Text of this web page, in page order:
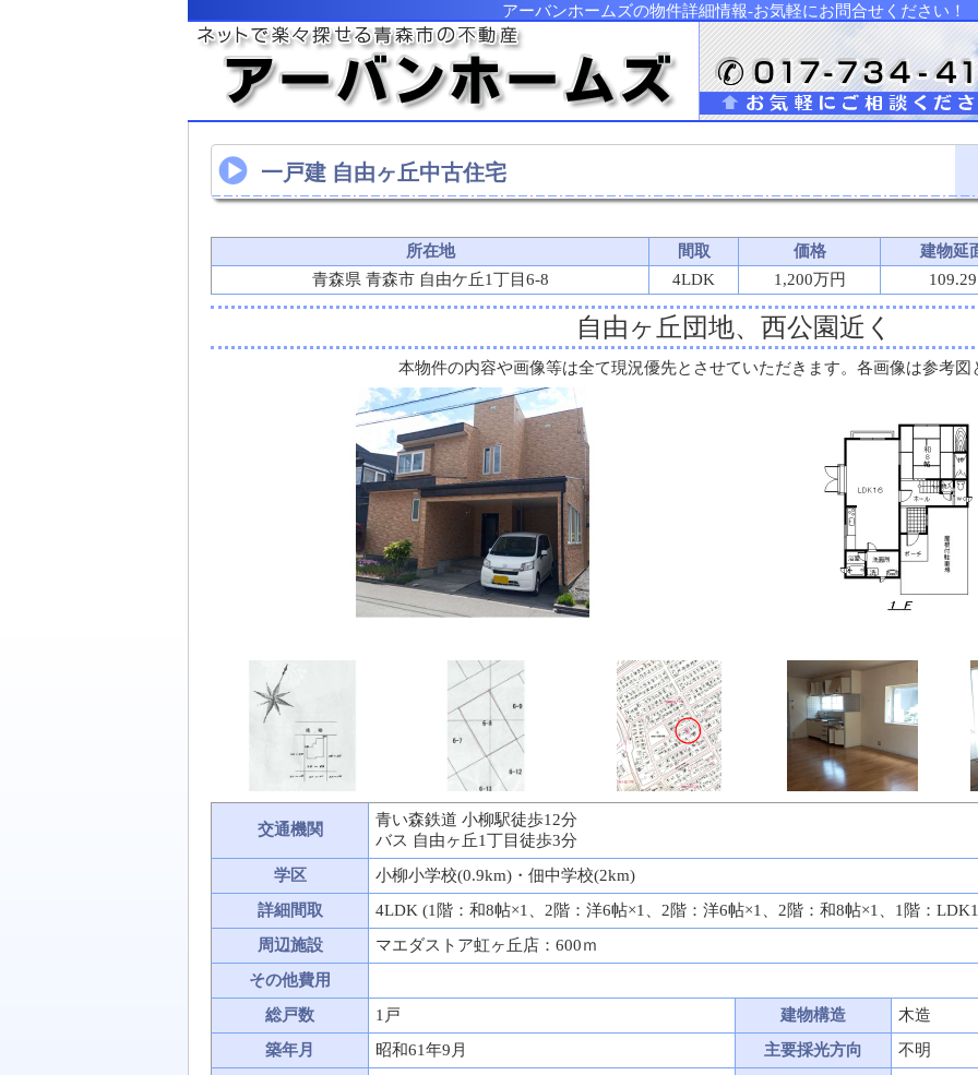
アーバンホームズの物件詳細情報-お気軽にお問合せください！
一戸建 自由ヶ丘中古住宅
所在地 間取 価格
建物延
青森県 青森市 自由ケ丘1丁目6-8
4LDK 1,200万円
自由ヶ丘団地、西公園近く
本物件の内容や画像等は全て現況優先とさせていただきます。各画像は参考図
交通機関
青い森鉄道 小柳駅徒歩12分
バス 自由ヶ丘1丁目徒歩3分
学区
小柳小学校(0.9km)・佃中学校(2km)
詳細間取
4LDK (1階：和8帖×1、2階：洋6帖×1、2階：洋6帖×1、2階：和8帖×1、1階：
周辺施設
マエダストア虹ヶ丘店：600ｍ
その他費用
総戸数
1戸 建物構造
木造
築年月
昭和61年9月 主要採光方向
不明